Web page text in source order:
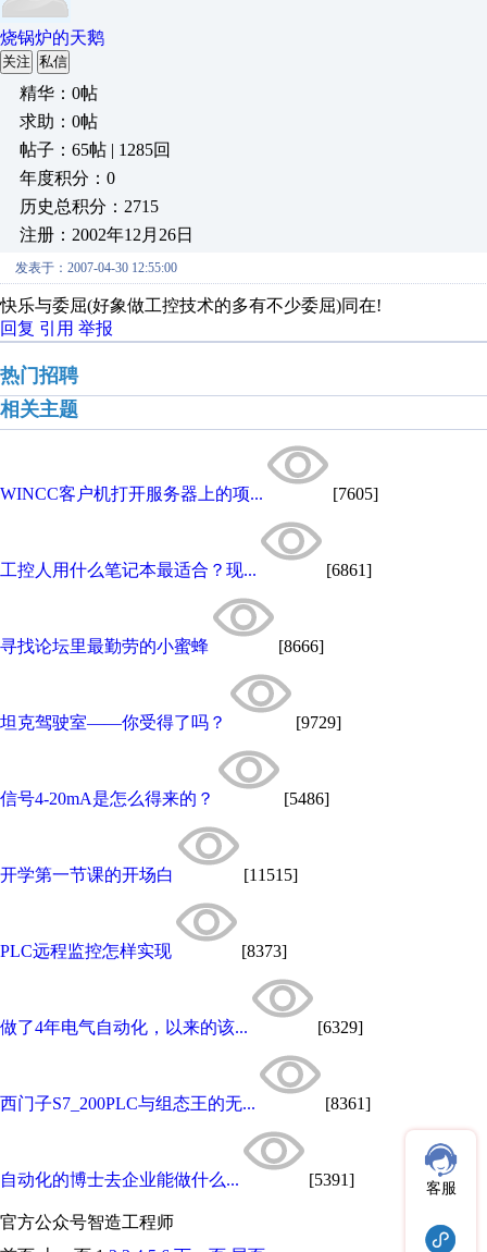
烧锅炉的天鹅
关注 私信
精华：0帖
求助：0帖
帖子：65帖 | 1285回
年度积分：0
历史总积分：2715
注册：2002年12月26日
发表于：2007-04-30 12:55:00
快乐与委屈(好象做工控技术的多有不少委屈)同在!
回复 引用 举报
热门招聘
相关主题
WINCC客户机打开服务器上的项... [7605]
工控人用什么笔记本最适合？现... [6861]
寻找论坛里最勤劳的小蜜蜂 [8666]
坦克驾驶室——你受得了吗？ [9729]
信号4-20mA是怎么得来的？ [5486]
开学第一节课的开场白 [11515]
PLC远程监控怎样实现 [8373]
做了4年电气自动化，以来的该... [6329]
西门子S7_200PLC与组态王的无... [8361]
自动化的博士去企业能做什么... [5391]
官方公众号智造工程师
客服